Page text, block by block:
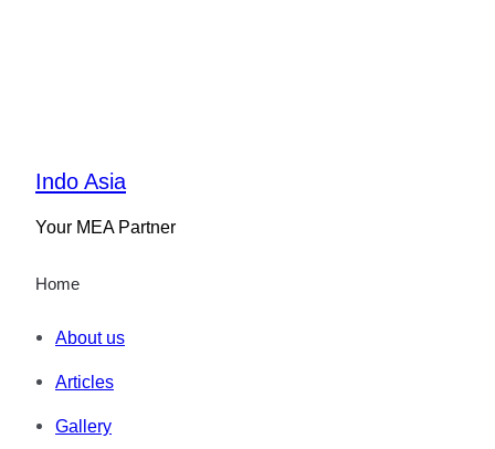
Indo Asia
Your MEA Partner
Home
About us
Articles
Gallery